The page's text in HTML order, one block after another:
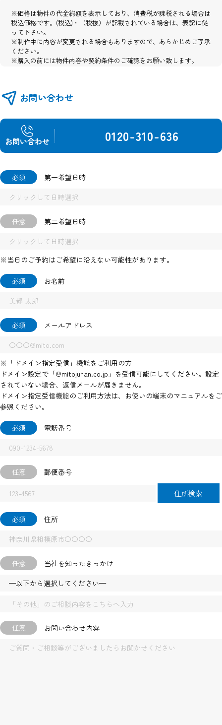
※価格は物件の代金総額を表示しており、消費税が課税される場合は
税込価格です。(税込)・（税抜）が記載されている場合は、表記に従
って下さい。
※制作中に内容が変更される場合もありますので、あらかじめご了承
ください。
※購入の前には物件内容や契約条件のご確認をお願い致します。
※図面と現況が異なる場合は現況優先とさせて頂きます。
お問い合わせ
お問い合わせ 0120-310-636
必須 第一希望日時
任意 第二希望日時
※当日のご予約はご希望に沿えない可能性があります。
必須 お名前
必須 メールアドレス
※「ドメイン指定受信」機能をご利用の方
ドメイン設定で「@mitojuhan.co.jp」を受信可能にしてください。設定
されていない場合、返信メールが届きません。
ドメイン指定受信機能のご利用方法は、お使いの端末のマニュアルをご
参照ください。
必須 電話番号
任意 郵便番号
住所検索
必須 住所
任意 当社を知ったきっかけ
任意 お問い合わせ内容